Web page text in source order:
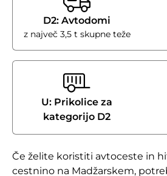
Če želite koristiti avtoceste in
cestnino na Madžarskem,
D2: Avtodomi
z največ 3,5 t skupne teže
U: Prikolice za
kategorijo D2